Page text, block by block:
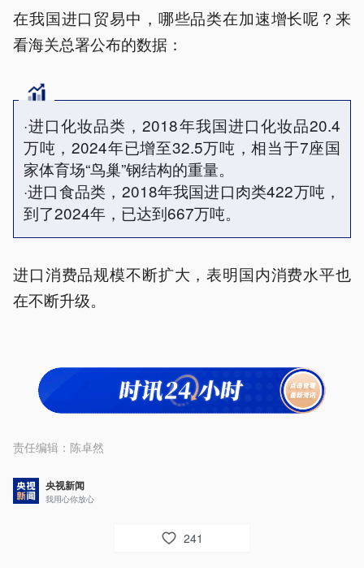
在我国进口贸易中，哪些品类在加速增长呢？来
看海关总署公布的数据：
·进口化妆品类，2018年我国进口化妆品20.4
万吨，2024年已增至32.5万吨，相当于7座国
家体育场“鸟巢”钢结构的重量。
·进口食品类，2018年我国进口肉类422万吨，
到了2024年，已达到667万吨。
进口消费品规模不断扩大，表明国内消费水平也
在不断升级。
责任编辑： 陈卓然
央视新闻
我用心你放心
241